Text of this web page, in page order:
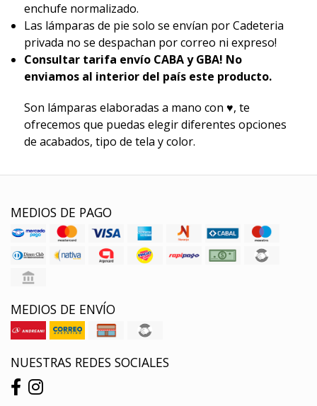
enchufe normalizado.
Las lámparas de pie solo se envían por Cadeteria
privada no se despachan por correo ni expreso!
Consultar tarifa envío CABA y GBA! No
enviamos al interior del país este producto.
Son lámparas elaboradas a mano con ♥, te
ofrecemos que puedas elegir diferentes opciones
de acabados, tipo de tela y color.
MEDIOS DE PAGO
MEDIOS DE ENVÍO
NUESTRAS REDES SOCIALES